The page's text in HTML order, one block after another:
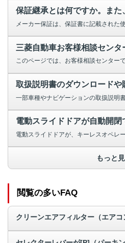
保証継承とは何ですか。また
三菱自動車お客様相談セン
取扱説明書のダウンロードや
電動スライドドアが自動開閉
もっと
閲覧の多いFAQ
クリーンエアフィルター（エアコ